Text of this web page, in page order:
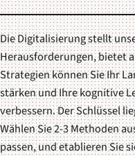
Die Digitalisierung stellt
Herausforderungen, bietet
Strategien können Sie Ihr
stärken und Ihre kognitive
verbessern. Der Schlüssel
Wählen Sie 2-3 Methoden
passen, und etablieren Sie